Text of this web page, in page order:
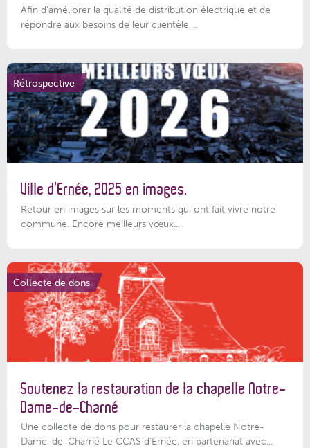
Afin d’améliorer la qualité de distribution électrique et de
répondre aux besoins de leur clientèle,...
Rétrospective
Ville d’Ernée, 2025 en images.
Retour en images sur les moments qui ont fait vivre notre
commune. Encore meilleurs vœux...
Collecte de dons
Soutenez la restauration de la chapelle Notre-
Dame-de-Charné
Une collecte de dons pour restaurer la chapelle Notre-
Dame-de-Charné Le CCAS d’Ernée, en partenariat avec...